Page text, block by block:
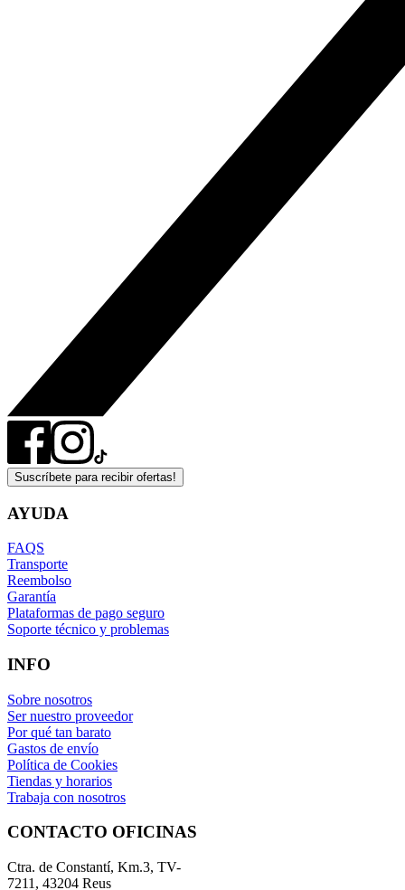
Suscríbete para recibir ofertas!
AYUDA
FAQS
Transporte
Reembolso
Garantía
Plataformas de pago seguro
Soporte técnico y problemas
INFO
Sobre nosotros
Ser nuestro proveedor
Por qué tan barato
Gastos de envío
Política de Cookies
Tiendas y horarios
Trabaja con nosotros
CONTACTO OFICINAS
Ctra. de Constantí, Km.3, TV-
7211, 43204 Reus